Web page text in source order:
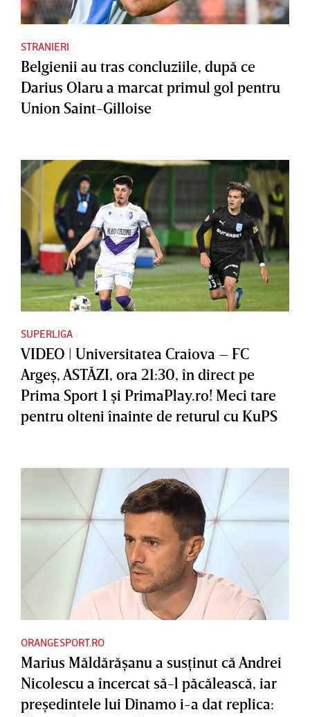
STRANIERI
Belgienii au tras concluziile, după ce
Darius Olaru a marcat primul gol pentru
Union Saint-Gilloise
SUPERLIGA
VIDEO | Universitatea Craiova – FC
Argeş, ASTĂZI, ora 21:30, în direct pe
Prima Sport 1 şi PrimaPlay.ro! Meci tare
pentru olteni înainte de returul cu KuPS
ORANGESPORT.RO
Marius Măldărăşanu a susţinut că Andrei
Nicolescu a încercat să-l păcălească, iar
preşedintele lui Dinamo i-a dat replica: